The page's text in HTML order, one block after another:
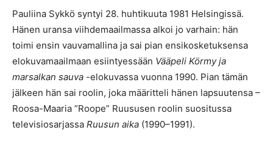
Pauliina Sykkö syntyi 28. huhtikuuta 1981 Helsingissä.
Hänen uransa viihdemaailmassa alkoi jo varhain: hän
toimi ensin vauvamallina ja sai pian ensikosketuksensa
elokuvamaailmaan esiintyessään Vääpeli Körmy ja
marsalkan sauva -elokuvassa vuonna 1990. Pian tämän
jälkeen hän sai roolin, joka määritteli hänen lapsuutensa –
Roosa-Maaria ”Roope” Ruususen roolin suositussa
televisiosarjassa Ruusun aika (1990–1991).